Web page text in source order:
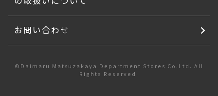
お問い合わせ
©Daimaru Matsuzakaya Department Stores Co.Ltd. All
Rights Reserved.